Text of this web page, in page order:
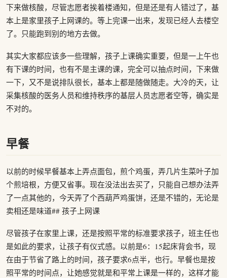
下来做核酸，尽管志愿者挨着楼通知，但是还是有人错过了，基
本上是家里孩子上网课的。等上完课一出来，发现已经人去楼空
了。只能跑到别的地方去做。
其实大家都应该多一些理解，孩子上课确实重要，但是一上午也
有下课的时间，也有不是主课的课，完全可以抽点时间，下来做
一下，又不是说排队很长，基本上都是随做随走。大冷的天，让
采集核酸的医务人员和维持秩序的基层人员志愿者空等，确实是
不对的。
早餐
以前的时候早餐基本上弄点面包，煎个鸡蛋，弄几片生菜叶子加
个煎培根，方便又省事。现在没法出去买了，只能自己想办法弄
了一点其他的，今天弄了个西葫芦鸡蛋饼，还是不错的，无论是
卖相还是味道## 孩子上网课
尽管孩子在家里上课，还是按照平常的标准要求孩子，班主任也
是如此的要求，让孩子有仪式感。以前是6：15起床背会书，现
在由于节省了路上的时间，孩子要求6点半，也行。早餐也是按
照平常的时间点，让她感觉就是和平常上课是一样的，这样才能